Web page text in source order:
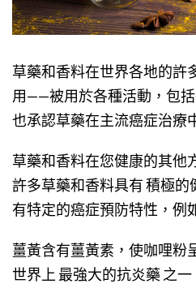
草藥和香料在世界各地的許
用——被用於各種活動，包
也承認草藥在主流癌症治療
草藥和香料在您健康的其他
許多草藥和香料具有 積極
有特定的癌症預防特性，例
薑黃含有薑黃素，使咖哩粉
世界上 最強大的抗炎藥 之